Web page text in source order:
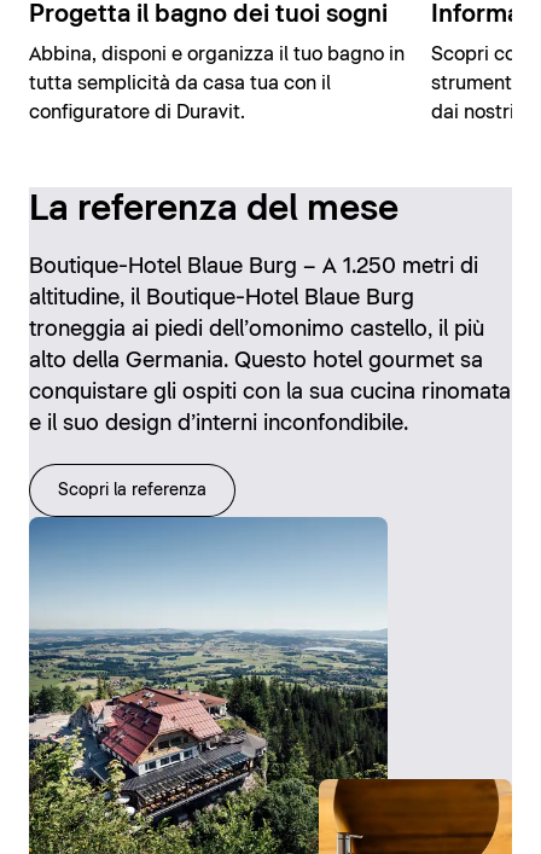
Progetta il bagno dei tuoi sogni
Abbina, disponi e organizza il tuo bagno in
tutta semplicità da casa tua con il
configuratore di Duravit.
Scopri
strumenti
dai nostri
La referenza del mese
Boutique-Hotel Blaue Burg – A 1.250 metri di
altitudine, il Boutique-Hotel Blaue Burg
troneggia ai piedi dell’omonimo castello, il più
alto della Germania. Questo hotel gourmet sa
conquistare gli ospiti con la sua cucina rinomata
e il suo design d’interni inconfondibile.
Scopri la referenza